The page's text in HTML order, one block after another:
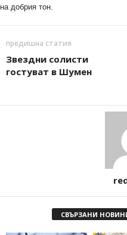
на добрия тон.
предишна статия
Звездни солисти
гостуват в Шумен
СВЪРЗАНИ